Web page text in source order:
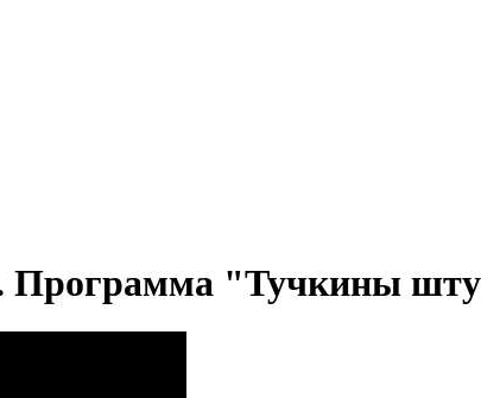
Программа "Тучкины